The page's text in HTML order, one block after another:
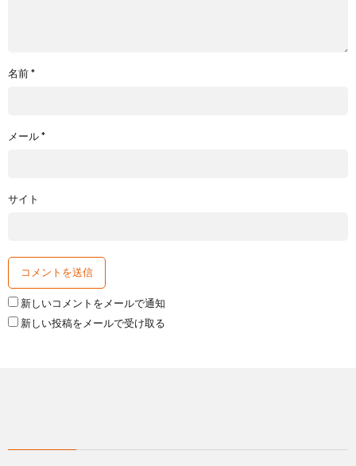
名前*
メール*
サイト
新しいコメントをメールで通知
新しい投稿をメールで受け取る